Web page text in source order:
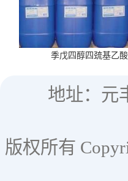
季戊四醇四巯基乙
地址：元
版权所有